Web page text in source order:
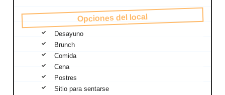
Opciones del local
Desayuno
Brunch
Comida
Cena
Postres
Sitio para sentarse